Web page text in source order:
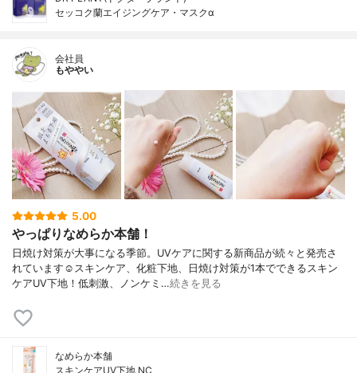
セッコク蘭エイジングケア・マスクα
会社員
もややい
5.00
やっぱりなめらか本舗！
日焼け対策が大事になる季節。UVケアに関する新商品が続々と発売さ
れています☺️スキンケア、化粧下地、日焼け対策が1本でできるスキン
ケアUV下地！低刺激、ノンケミ…続きを見る
なめらか本舗
スキンケアUV下地 NC